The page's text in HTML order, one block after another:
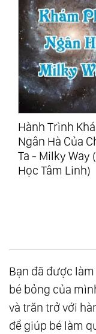
Hành Trình
Ngân Hà Của
Ta - Milky Way
Học Tâm Linh)
Bạn đã được
bé bỏng của
và trăn trở với
để giúp bé làm